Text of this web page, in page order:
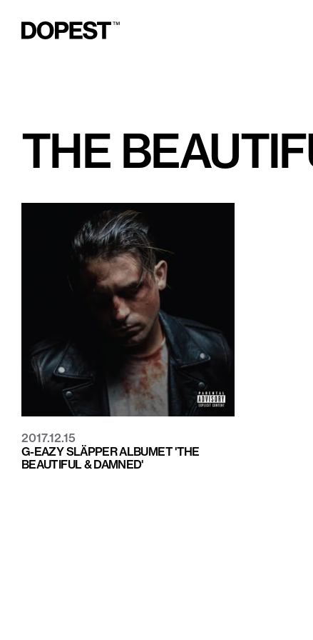
THE
2017.12.15
G-EAZY SLÄPPER ALBUMET 'THE
BEAUTIFUL & DAMNED'